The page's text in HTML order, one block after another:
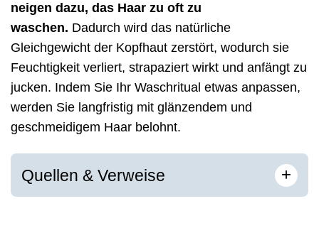
neigen dazu, das Haar zu oft zu
waschen. Dadurch wird das natürliche
Gleichgewicht der Kopfhaut zerstört, wodurch sie
Feuchtigkeit verliert, strapaziert wirkt und anfängt zu
jucken. Indem Sie Ihr Waschritual etwas anpassen,
werden Sie langfristig mit glänzendem und
geschmeidigem Haar belohnt.
Quellen & Verweise +